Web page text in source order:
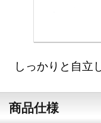
しっかりと自立
商品仕様